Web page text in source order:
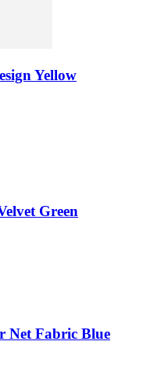
Yellow
Green
Net Fabric Blue